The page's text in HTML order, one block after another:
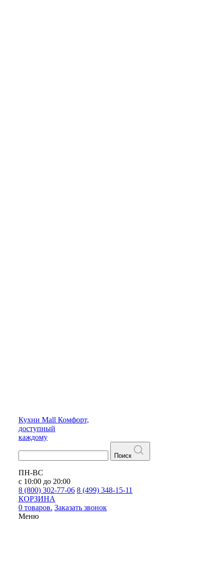
Кухни Mall Комфорт,
доступный
каждому
Поиск
ПН-ВС
с 10:00 до 20:00
8 (800) 302-77-06 8 (499) 348-15-11
КОРЗИНА
0 товаров. Заказать звонок
Меню